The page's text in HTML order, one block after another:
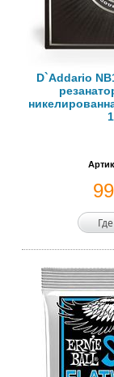
D`Addario